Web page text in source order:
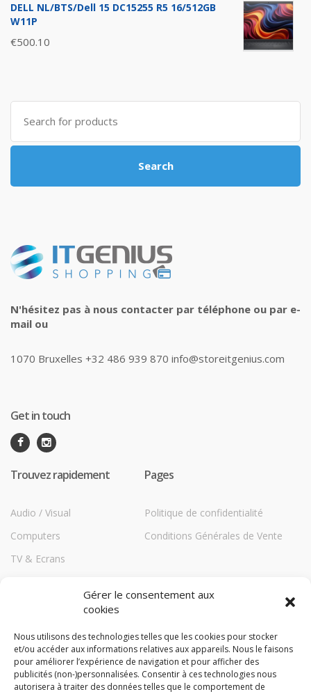
Gérer le consentement aux
cookies
Nous utilisons des technologies telles que les cookies pour stocker
et/ou accéder aux informations relatives aux appareils. Nous le faisons
pour améliorer l’expérience de navigation et pour afficher des
publicités (non-)personnalisées. Consentir à ces technologies nous
autorisera à traiter des données telles que le comportement de
DELL NL/BTS/Dell 15 DC15255 R5 16/512GB
W11P
€500.10
Search
for:
Search
N'hésitez pas à nous contacter par téléphone ou par e-
mail ou
1070 Bruxelles +32 486 939 870 info@storeitgenius.com
Get in touch
Trouvez rapidement
Audio / Visual
Computers
TV & Ecrans
Storage
TechBlog
Pages
Politique de confidentialité
Conditions Générales de Vente